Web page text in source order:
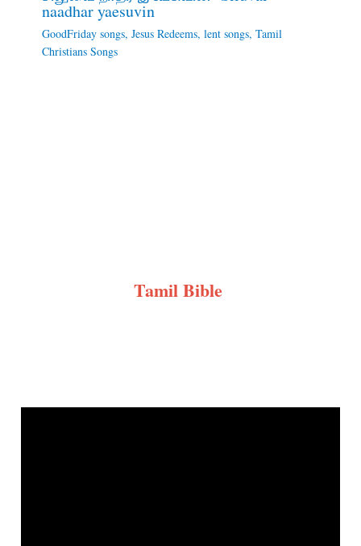
naadhar yaesuvin
GoodFriday songs, Jesus Redeems, lent songs, Tamil
Christians Songs
Tamil Bible